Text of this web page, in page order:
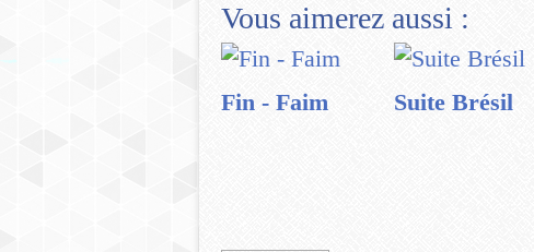
Vous aimerez aussi :
Fin - Faim Suite Brésil